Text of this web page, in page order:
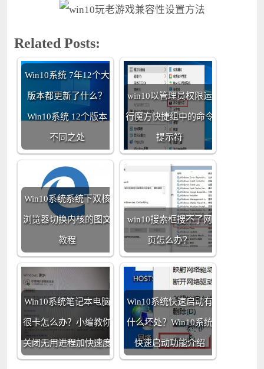
Related Posts:
Win10系统 7年12个大
版本都更新了什么？
Win10系统 12个版本
不同之处
win10以管理员权限运
行魔方快捷组中的命令
提示符
Win10系统系统下双核
浏览器切换内核的图文
教程
win10搜索框搜不了网
页怎么办？
Win10系统笔记本电脑
很卡怎么办？小编教你
关闭无用进程加快速度
Win10系统快速启动有
什么坏处？Win10系统
快速启动功能介绍